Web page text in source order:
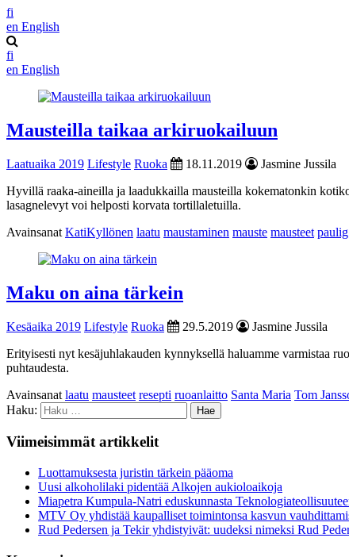
fi
en English
fi
en English
Mausteilla taikaa arkiruokailuun
Laatuaika 2019 Lifestyle Ruoka 18.11.2019
Jasmine Jussila
Hyvillä raaka-aineilla ja laadukkailla mausteilla kokematonkin
lasagnelevyt voi helposti korvata tortillaletuilla.
Avainsanat KatiKyllönen laatu maustaminen mauste mausteet paulig
Maku on aina tärkein
Kesäaika 2019 Lifestyle Ruoka 29.5.2019
Jasmine Jussila
Erityisesti nyt kesäjuhlakauden kynnyksellä haluamme varmistaa
puhtaudesta.
Avainsanat laatu mausteet resepti ruoanlaitto Santa Maria Tom
Haku:
Viimeisimmät artikkelit
Luottamuksesta juristin tärkein pääoma
Uusi alkoholilaki pidentää Alkojen aukioloaikoja
Miapetra Kumpula-Natri eduskunnasta
MTV Oy yhdistää kaupalliset toimintonsa kasvun
Rud Pedersen ja Tekir yhdistyivät: uudeksi nimeksi Rud